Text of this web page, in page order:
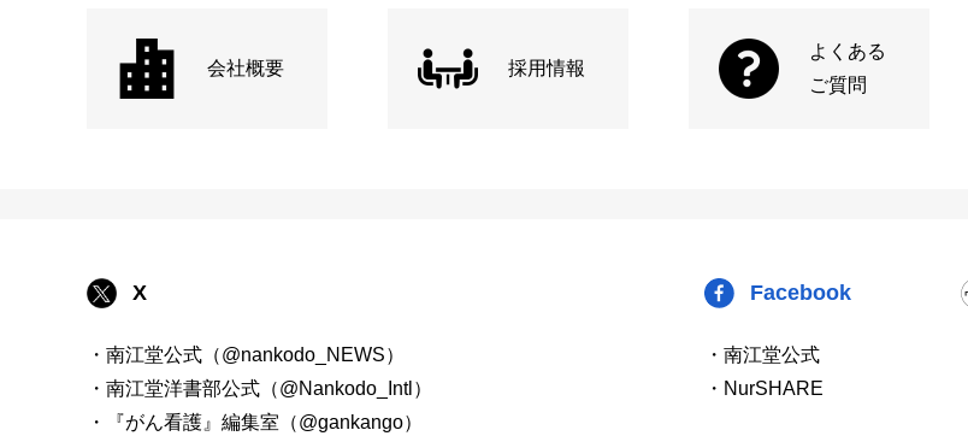
会社概要 採用情報
よくある
ご質問
X
・南江堂公式（@nankodo_NEWS）
・南江堂洋書部公式（@Nankodo_Intl）
・『がん看護』編集室（@gankango）
Facebook
・南江堂公式
・NurSHARE